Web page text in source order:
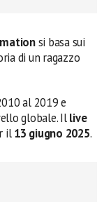
si basa sui
di un ragazzo
al 2019 e
globale. Illive
il13 giugno 2025.